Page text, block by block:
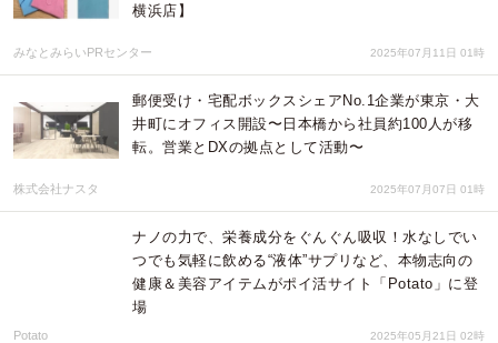
横浜店】
みなとみらいPRセンター 2025年07月11日 01時
郵便受け・宅配ボックスシェアNo.1企業が東京・大
井町にオフィス開設〜日本橋から社員約100人が移
転。営業とDXの拠点として活動〜
株式会社ナスタ 2025年07月07日 01時
ナノの力で、栄養成分をぐんぐん吸収！水なしでい
つでも気軽に飲める“液体”サプリなど、本物志向の
健康＆美容アイテムがポイ活サイト「Potato」に登
場
Potato 2025年05月21日 02時